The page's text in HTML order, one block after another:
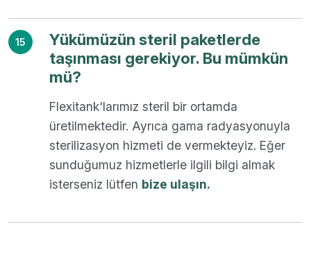
15
Yükümüzün steril paketlerde
taşınması gerekiyor. Bu mümkün
mü?
Flexitank'larımız steril bir ortamda
üretilmektedir. Ayrıca gama radyasyonuyla
sterilizasyon hizmeti de vermekteyiz. Eğer
sunduğumuz hizmetlerle ilgili bilgi almak
isterseniz lütfen bize ulaşın.